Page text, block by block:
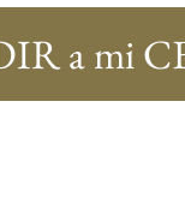
a mi